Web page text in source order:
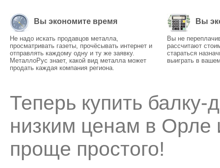
Вы экономите время
Не надо искать продавцов металла,
просматривать газеты, прочёсывать интернет и
отправлять каждому одну и ту же заявку.
МеталлоРус знает, какой вид металла может
продать каждая компания региона.
Вы
Вы не
рассчитают
стараться
выиграть в
Теперь купить
низким ценам в Орле
проще простого!